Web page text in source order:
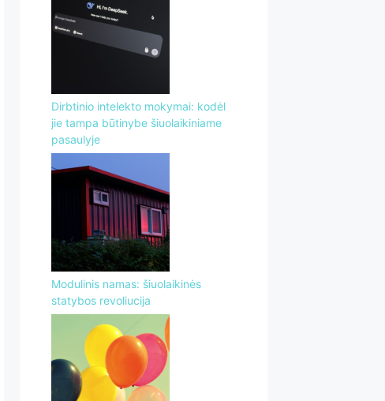
Dirbtinio intelekto mokymai: kodėl
jie tampa būtinybe šiuolaikiniame
pasaulyje
Modulinis namas: šiuolaikinės
statybos revoliucija